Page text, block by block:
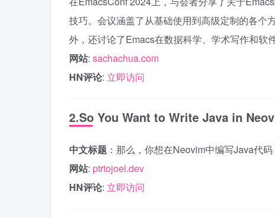
技巧。会议涵盖了从基础使用到高级定制的各个
外，还讨论了Emacs在数据科学、学术写作和软
网站: sachachua.com
HN评论: 立即访问
2.So You Want to Write Java in
中文标题 ：那么，你想在Neovim中编写Java代码
网站: ptrtojoel.dev
HN评论: 立即访问